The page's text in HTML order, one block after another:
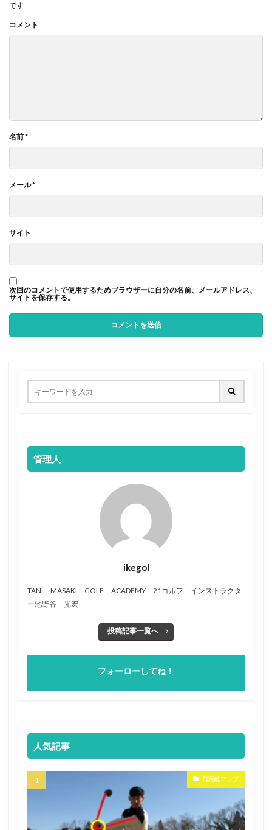
です
コメント
名前*
メール*
サイト
次回のコメントで使用するためブラウザーに自分の名前、メールアドレス、
サイトを保存する。
管理人
ikegol
TANI MASAKI GOLF ACADEMY 21ゴルフ インストラクタ
ー池野谷 光宏
投稿記事一覧へ
フォーローしてね！
人気記事
飛距離アップ